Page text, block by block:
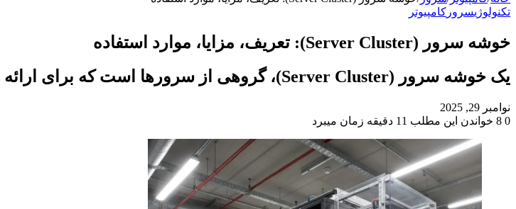
تکنولوژیسرور کامپیوتر
خوشه سرور (Server Cluster): تعریف، مزایا، موارد استفاده
یک خوشه سرور (Server Cluster)، گروهی از سرورها است که برای ارائه یک سیستم یکپارچه با هم کار می‌کنند.
نوامبر 29, 2025
0
خواندن این مطلب 11 دقیقه زمان میبرد